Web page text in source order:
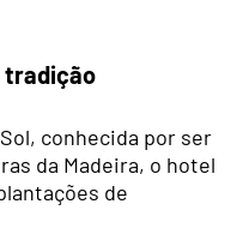
tradição
conhecida por ser
da Madeira, o hotel
de